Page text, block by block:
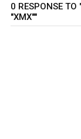
0 RESPONSE
"XMX""